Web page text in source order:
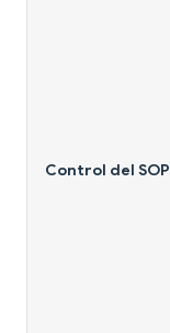
Control del SOP